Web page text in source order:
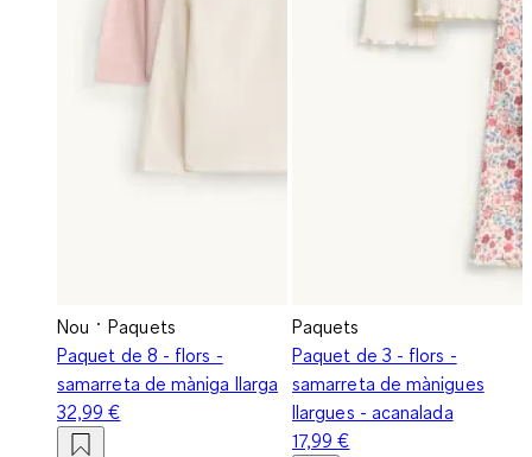
Nou
Paquets
Paquet de 8 - flors -
samarreta de màniga llarga
32,99 €
Paquets
Paquet de 3 - flors -
samarreta de mànigues
llargues - acanalada
17,99 €